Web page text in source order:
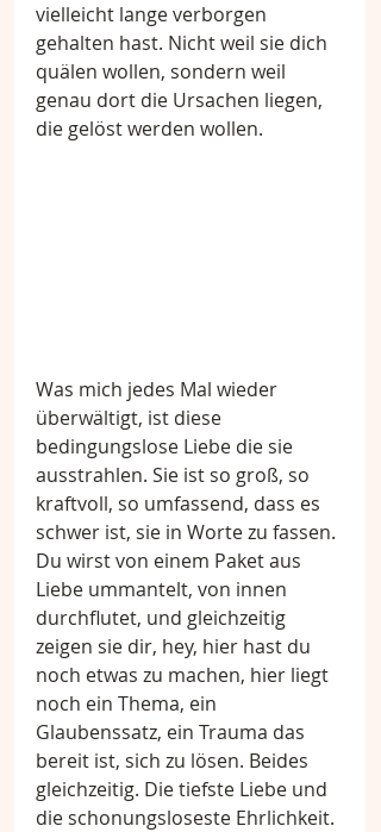
vielleicht lange verborgen
gehalten hast. Nicht weil sie dich
quälen wollen, sondern weil
genau dort die Ursachen liegen,
die gelöst werden wollen.
Was mich jedes Mal wieder
überwältigt, ist diese
bedingungslose Liebe die sie
ausstrahlen. Sie ist so groß, so
kraftvoll, so umfassend, dass es
schwer ist, sie in Worte zu fassen.
Du wirst von einem Paket aus
Liebe ummantelt, von innen
durchflutet, und gleichzeitig
zeigen sie dir, hey, hier hast du
noch etwas zu machen, hier liegt
noch ein Thema, ein
Glaubenssatz, ein Trauma das
bereit ist, sich zu lösen. Beides
gleichzeitig. Die tiefste Liebe und
die schonungsloseste Ehrlichkeit.